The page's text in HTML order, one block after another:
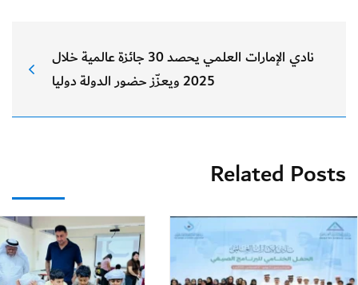
نادي الإمارات العلمي يحصد 30 جائزة عالمية خلال
2025 ويعزّز حضور الدولة دوليا
Related Posts